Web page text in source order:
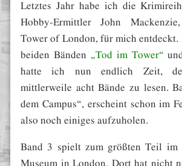
Letztes Jahr habe ich die
Hobby-Ermittler John
Tower of London, für mich entdeckt.
beiden Bänden
„Tod im Tower“
hatte ich nun endlich Zeit,
mittlerweile acht Bände zu lesen.
dem Campus“, erscheint schon im
also noch einiges aufzuholen.
Band 3 spielt zum größten Teil im
Museum in London. Dort hat nicht